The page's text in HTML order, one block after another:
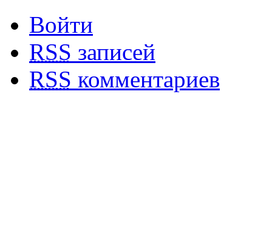
Войти
RSS записей
RSS комментариев